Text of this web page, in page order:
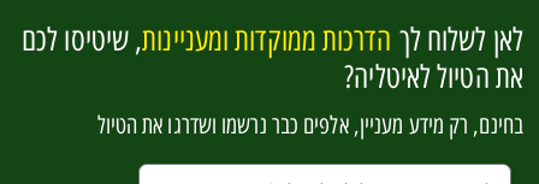
עמודים מרכזיים
עמוד בית
צפון איטליה
לאן לשלוח לך הדרכות ממוקדות ומעניינות, שיטיסו לכם
את הטיול לאיטליה?
בחינם, רק מידע מעניין, אלפים כבר נרשמו ושדרגו את הטיול